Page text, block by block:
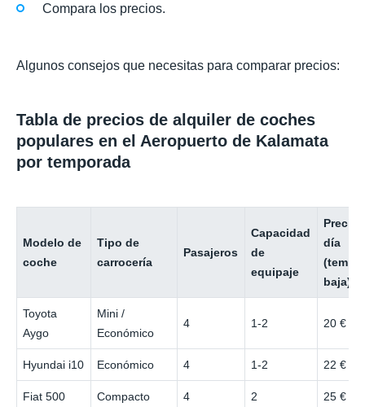
Compara los precios.
Algunos consejos que necesitas para comparar precios:
Tabla de precios de alquiler de coches
populares en el Aeropuerto de Kalamata
por temporada
Modelo de
coche
Tipo de
carrocería
Pasajeros
Capacidad
de
equipaje
Precio
día
baja)
Toyota
Aygo
Mini /
Económico
4 1-2 20 €
Hyundai i10 Económico 4 1-2 22 €
Fiat 500 Compacto 4 2 25 €